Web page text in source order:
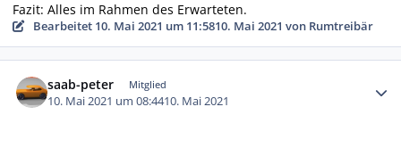
Fazit: Alles im Rahmen des Erwarteten.
Bearbeitet 10. Mai 2021 um 11:5810. Mai 2021 von Rumtreibär
saab-peter Mitglied
10. Mai 2021 um 08:4410. Mai 2021